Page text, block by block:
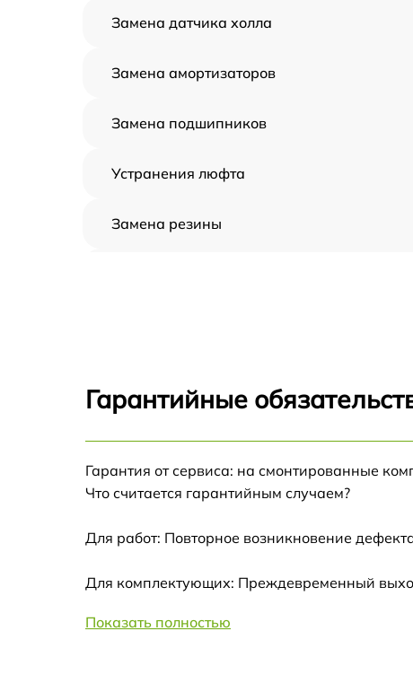
Замена датчика холла
Замена амортизаторов
Замена подшипников
Устранения люфта
Замена резины
Ремонт платы управления
(восстановление)
Гидроизоляция
Замена подсветки
Восстановление после попадания влаги
Гарантийные
Гарантия от сервиса: на смонтированные
Что считается гарантийным случаем?
Для работ: Повторное возникновение
Для комплектующих: Преждевременный
Показать полностью